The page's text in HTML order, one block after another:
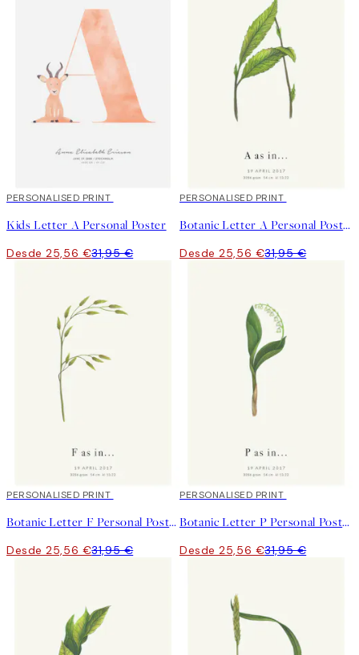
20%*
PERSONALISED PRINT
Kids Letter A Personal Poster
Desde 25,56 €31,95 €
20%*
PERSONALISED PRINT
Botanic Letter A Personal Poster
Desde 25,56 €31,95 €
20%*
PERSONALISED PRINT
Botanic Letter F Personal Poster
Desde 25,56 €31,95 €
20%*
PERSONALISED PRINT
Botanic Letter P Personal Poster
Desde 25,56 €31,95 €